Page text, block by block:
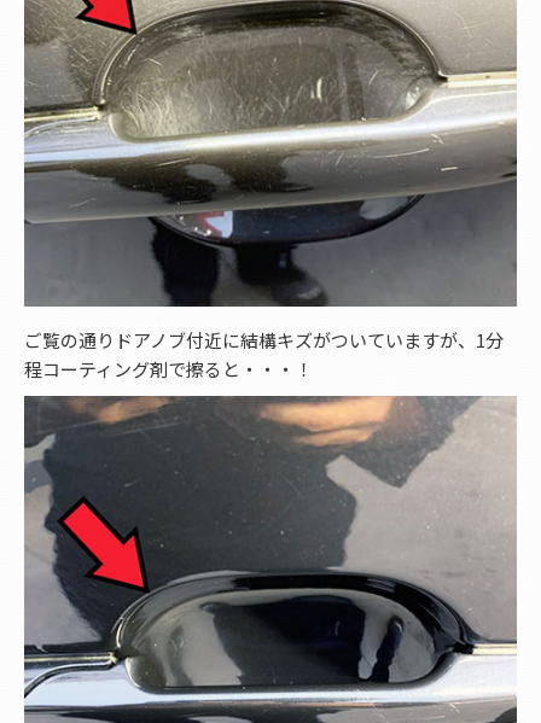
ご覧の通りドアノブ付近に結構キズがついていますが、1分
程コーティング剤で擦ると・・・！